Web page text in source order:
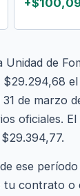
de
el
de marzo
oficiales.
ese
tu contrato o